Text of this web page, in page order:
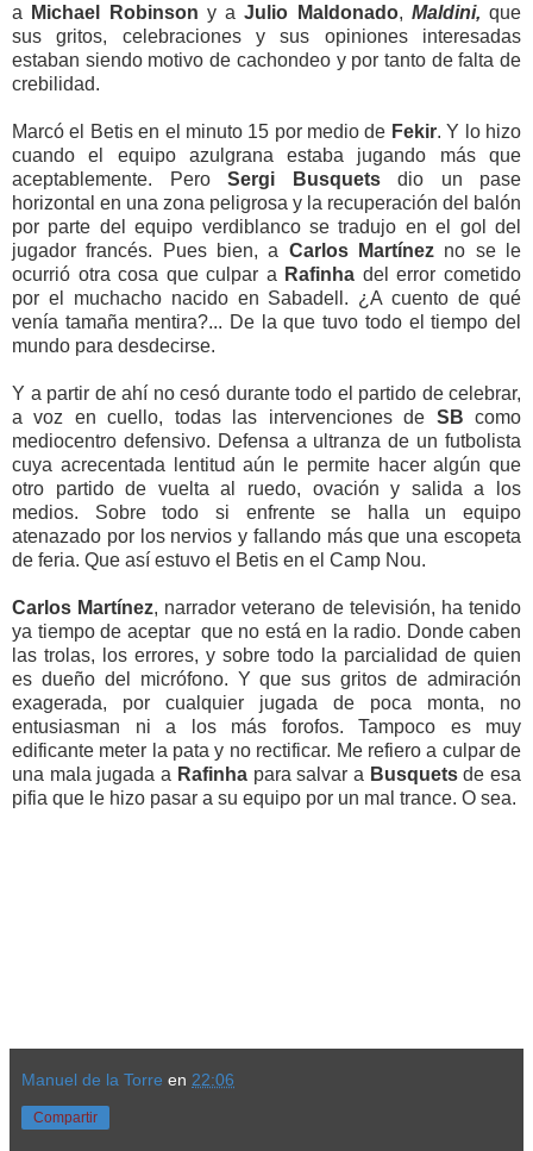
a
Michael Robinson y aJulio Maldonado, Maldini, que
sus gritos, celebraciones y sus opiniones interesadas
estaban siendo motivo de cachondeo y por tanto de falta de
crebilidad.
Marcó el Betis en el minuto 15 por medio de Fekir. Y lo hizo
cuando el equipo azulgrana estaba jugando más que
aceptablemente. Pero Sergi Busquetsdio un pase
horizontal en una zona peligrosa y la recuperación del balón
por parte del equipo verdiblanco se tradujo en el gol del
jugador francés. Pues bien, a Carlos Martínez no se le
ocurrió otra cosa que culpar a Rafinha del error cometido
por el muchacho nacido en Sabadell. ¿A cuento de qué
venía tamaña mentira?... De la que tuvo todo el tiempo del
mundo para desdecirse.
Y a partir de ahí no cesó durante todo el partido de celebrar,
a voz en cuello, todas las intervenciones de SB como
mediocentro defensivo. Defensa a ultranza de un futbolista
cuya acrecentada lentitud aún le permite hacer algún que
otro partido de vuelta al ruedo, ovación y salida a los
medios. Sobre todo si enfrente se halla un equipo
atenazado por los nervios y fallando más que una escopeta
de feria. Que así estuvo el Betis en el Camp Nou.
Carlos Martínez, narrador veterano de televisión, ha tenido
ya tiempo de aceptar que no está en la radio. Donde caben
las trolas, los errores, y sobre todo la parcialidad de quien
es dueño del micrófono. Y que sus gritos de admiración
exagerada, por cualquier jugada de poca monta, no
entusiasman ni a los más forofos. Tampoco es muy
edificante meter la pata y no rectificar. Me refiero a culpar de
una mala jugada a Rafinhapara salvar a Busquetsde esa
pifia que le hizo pasar a su equipo por un mal trance. O sea.
Manuel de la Torre en 22:06
Compartir